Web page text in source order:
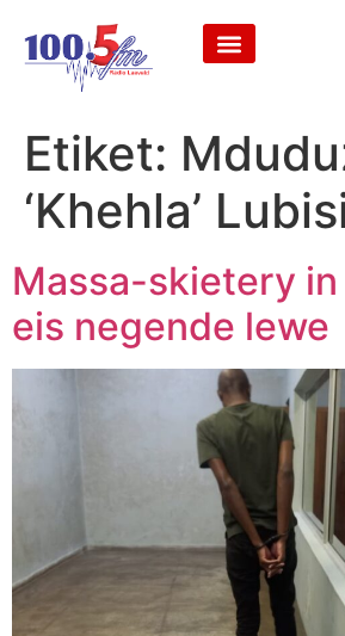
Etiket:
‘Khehla’
Massa-skietery in
eis negende lewe